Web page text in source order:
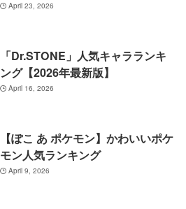
April 23, 2026
「Dr.STONE」人気キャラランキ
ング【2026年最新版】
April 16, 2026
【ぽこ あ ポケモン】かわいいポケ
モン人気ランキング
April 9, 2026